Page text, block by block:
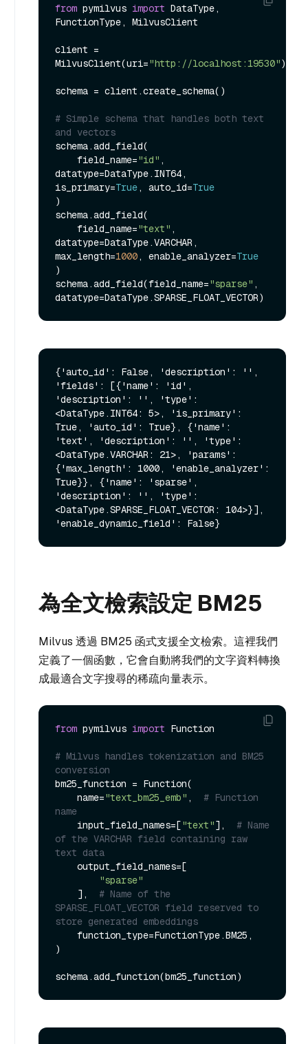
from pymilvus import DataType,
FunctionType, MilvusClient
client =
MilvusClient(uri="http://localhost:19530")
schema = client.create_schema()
# Simple schema that handles both text
and vectors
schema.add_field(
    field_name=
"id" ,
datatype=DataType.INT64,
is_primary=True, auto_id=True
)
schema.add_field(
    field_name=
"text" ,
datatype=DataType.VARCHAR,
max_length=1000, enable_analyzer=True
)
schema.add_field(field_name="sparse" ,
{'auto_id': False, 'description': '',
'fields': [{'name': 'id',
'description': '', 'type':
<DataType.INT64: 5>, 'is_primary':
True, 'auto_id': True}, {'name':
'text', 'description': '', 'type':
<DataType.VARCHAR: 21>, 'params':
{'max_length': 1000, 'enable_analyzer':
True}}, {'name': 'sparse',
'description': '', 'type':
<DataType.SPARSE_FLOAT_VECTOR: 104>}],
為全文檢索設定 BM25
Milvus 透過 BM25 函式支援全文檢索。這裡我們
定義了一個函數，它會自動將我們的文字資料轉換
成最適合文字搜尋的稀疏向量表示。
from pymilvus import Function
# Milvus handles tokenization and BM25
conversion
bm25_function = Function(
    name=
"text_bm25_emb" , # Function
name
    input_field_names=[
"text"], # Name
of the VARCHAR field containing raw
text data
"sparse"
    ],
# Name of the
SPARSE_FLOAT_VECTOR field reserved to
store generated embeddings
)